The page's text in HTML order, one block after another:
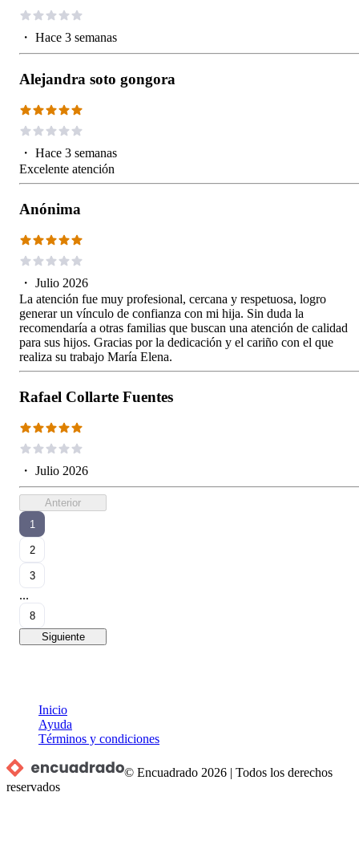
・ Hace 3 semanas
Alejandra soto gongora
・ Hace 3 semanas
Excelente atención
Anónima
・ Julio 2026
La atención fue muy profesional, cercana y respetuosa, logro
generar un vínculo de confianza con mi hija. Sin duda la
recomendaría a otras familias que buscan una atención de calidad
para sus hijos. Gracias por la dedicación y el cariño con el que
realiza su trabajo María Elena.
Rafael Collarte Fuentes
・ Julio 2026
Anterior
1
2
3
...
8
Siguiente
Inicio
Ayuda
Términos y condiciones
© Encuadrado 2026 |Todos los derechos
reservados